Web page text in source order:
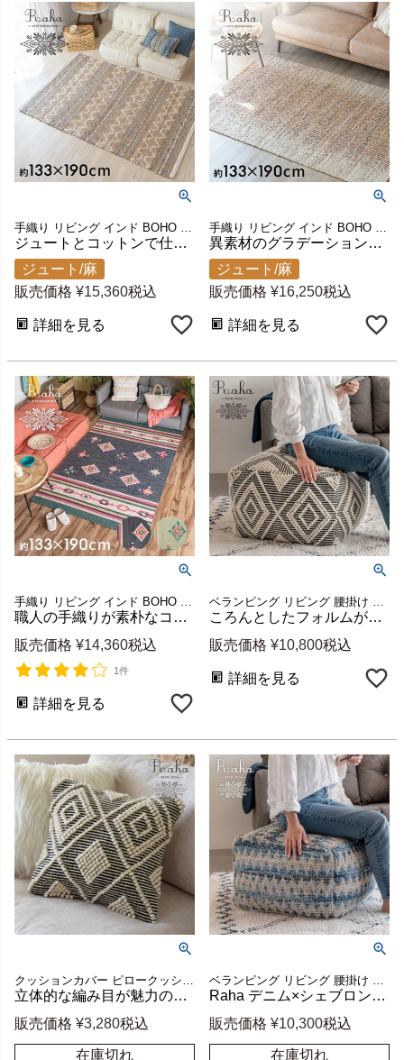
手織り リビング インド BOHO ボーホー 絨毯 敷物 マット
ジュートとコットンで仕上げたraha ラグ 約133×190cm [34445-bl]
ジュート/麻
販売価格 ¥15,360税込
詳細を見る
手織り リビング インド BOHO ボーホー 絨毯 敷物 マット
異素材のグラデーションが美しいレザー・ジュートラグ raha 約130×190cm ブラウン [34444-br]
ジュート/麻
販売価格 ¥16,250税込
詳細を見る
手織り リビング インド BOHO ボーホー 絨毯 敷物 マット
職人の手織りが素朴なコットンキリムラグ raha 約133×190cm [34450]
販売価格 ¥14,360税込
1件
詳細を見る
ベランピング リビング 腰掛け ビーズクッション オールシーズン
ころんとしたフォルムが愛らしいプフクッション ブラック ダイヤ柄 オットマンにも 約W55×D55×H37cm Raha [34439-bk]
販売価格 ¥10,800税込
詳細を見る
クッションカバー ピロークッション ピローカバー 腰まくら
立体的な編み目が魅力のダイヤ柄クッションカバー Raha 約45×45cm [34485-bk]
販売価格 ¥3,280税込
在庫切れ
ベランピング リビング 腰掛け ビーズクッション オールシーズン
Raha デニム×シェブロン柄のプフクッション ブルー 約W55×D55×H37cm [34443-bl]
販売価格 ¥10,300税込
在庫切れ